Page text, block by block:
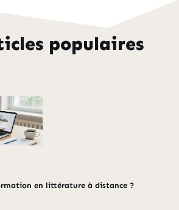
populaires
en littérature à distance ?